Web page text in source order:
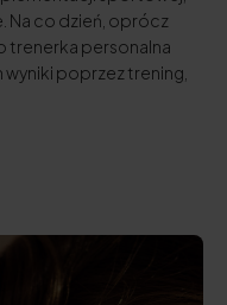
Na co dzień, oprócz
trenerka personalna
poprzez trening,